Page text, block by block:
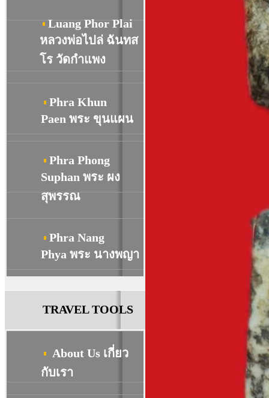
Luang Phor Plai
หลวงพ่อไปล่ ฉันทส
โร วัดกำแพง
Phra Khun
Paen พระ ขุนแผน
Phra Phong
Suphan พระ ผง
สุพรรณ
Phra Nang
Phya พระ นางพญา
TRAVEL TOOLS
About Us เกี่ยว
กับเรา